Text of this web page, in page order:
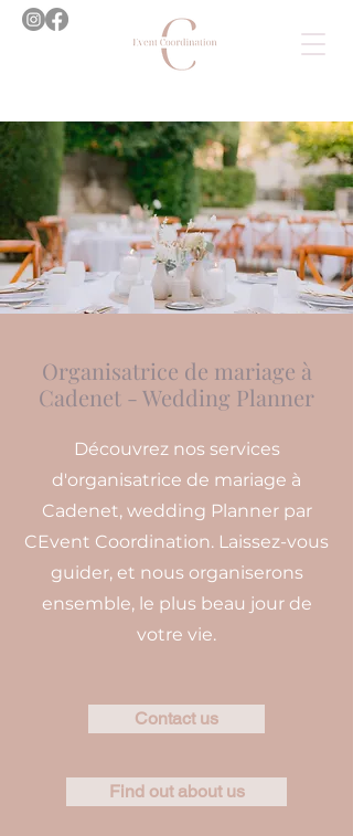
Organisatrice de mariage à
Cadenet - Wedding Planner
Découvrez nos services
d'organisatrice de mariage à
Cadenet, wedding Planner par
CEvent Coordination. Laissez-vous
guider, et nous organiserons
ensemble, le plus beau jour de
votre vie.
Contact us
Find out about us